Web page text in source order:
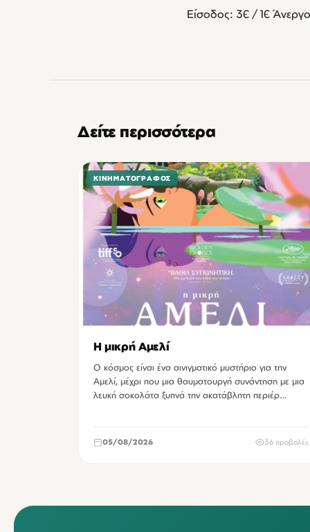
Είσοδος: 3€ / 1€
Δείτε περισσότερα
ΚΙΝΗΜΑΤΟΓΡΆΦΟΣ
Η μικρή Αμελί
Ο κόσμος είναι ένα αινιγματικό μυστήριο για την
Αμελί, μέχρι που μια θαυματουργή συνάντηση με μια
λευκή σοκολάτα ξυπνά την ακατάβλητη περιέρ…
05/08/2026 36 προβολές